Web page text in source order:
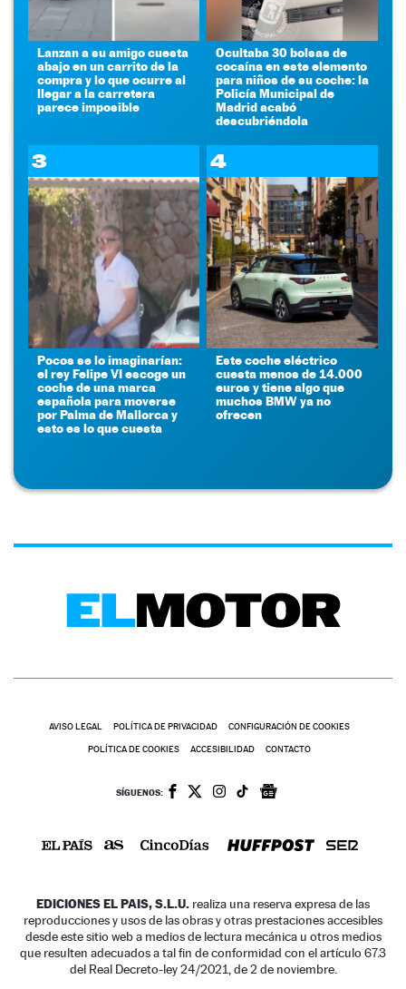
Lanzan a su amigo cuesta
abajo en un carrito de la
compra y lo que ocurre al
llegar a la carretera
parece imposible
Ocultaba 30 bolsas de
cocaína en este elemento
para niños de su coche: la
Policía Municipal de
Madrid acabó
descubriéndola
3
Pocos se lo imaginarían:
el rey Felipe VI escoge un
coche de una marca
española para moverse
por Palma de Mallorca y
esto es lo que cuesta
4
Este coche eléctrico
cuesta menos de 14.000
euros y tiene algo que
muchos BMW ya no
ofrecen
AVISO LEGAL POLÍTICA DE PRIVACIDAD CONFIGURACIÓN DE COOKIES
POLÍTICA DE COOKIES ACCESIBILIDAD CONTACTO
SÍGUENOS:
EDICIONES EL PAIS, S.L.U. realiza una reserva expresa de las
reproducciones y usos de las obras y otras prestaciones accesibles
desde este sitio web a medios de lectura mecánica u otros medios
que resulten adecuados a tal fin de conformidad con el artículo 67.3
del Real Decreto-ley 24/2021, de 2 de noviembre.